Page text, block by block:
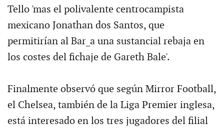
Tello 'mas el polivalente centrocampista
mexicano Jonathan dos Santos, que
permitirían al Bar_a una sustancial rebaja en
los costes del fichaje de Gareth Bale'.
Finalmente observó que según Mirror Football,
el Chelsea, también de la Liga Premier inglesa,
está interesado en los tres jugadores del filial